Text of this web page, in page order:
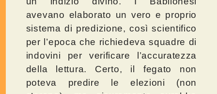
avevano elaborato un vero e proprio
sistema di predizione, così scientifico
per l’epoca che richiedeva squadre di
indovini per verificare l’accuratezza
della lettura. Certo, il fegato non
poteva predire le elezioni (non